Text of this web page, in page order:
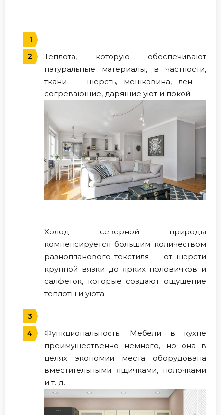
Теплота, которую обеспечивают
натуральные материалы, в частности,
ткани — шерсть, мешковина, лён —
согревающие, дарящие уют и покой.
Холод северной природы
компенсируется большим количеством
разнопланового текстиля — от шерсти
крупной вязки до ярких половичков и
салфеток, которые создают ощущение
теплоты и уюта
Функциональность. Мебели в кухне
преимущественно немного, но она в
целях экономии места оборудована
вместительными ящичками, полочками
и т. д.